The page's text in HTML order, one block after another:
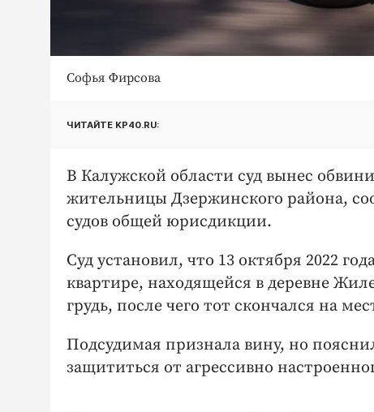
Софья Фирсова
ЧИТАЙТЕ KP40.RU:
В Калужской области суд вынес
жительницы Дзержинского района,
судов общей юрисдикции.
Суд установил, что 13 октября 2022
квартире, находящейся в деревне
грудь, после чего тот скончался на
Подсудимая признала вину, но
защититься от агрессивно